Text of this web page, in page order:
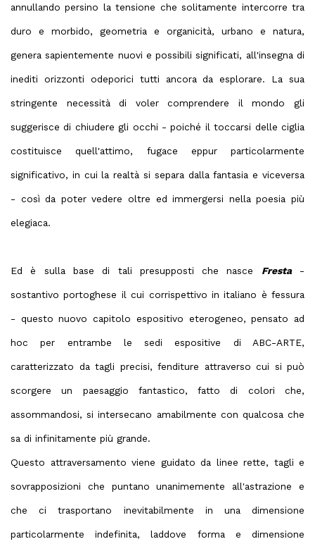
annullando persino la tensione che solitamente intercorre tra
duro e morbido, geometria e organicità, urbano e natura,
genera sapientemente nuovi e possibili significati, all'insegna di
inediti orizzonti odeporici tutti ancora da esplorare. La sua
stringente necessità di voler comprendere il mondo gli
suggerisce di chiudere gli occhi - poiché il toccarsi delle ciglia
costituisce quell'attimo, fugace eppur particolarmente
significativo, in cui la realtà si separa dalla fantasia e viceversa
- così da poter vedere oltre ed immergersi nella poesia più
elegiaca.
Ed è sulla base di tali presupposti che nasce Fresta-
sostantivo portoghese il cui corrispettivo in italiano è fessura
- questo nuovo capitolo espositivo eterogeneo, pensato ad
hoc per entrambe le sedi espositive di ABC-ARTE,
caratterizzato da tagli precisi, fenditure attraverso cui si può
scorgere un paesaggio fantastico, fatto di colori che,
assommandosi, si intersecano amabilmente con qualcosa che
sa di infinitamente più grande.
Questo attraversamento viene guidato da linee rette, tagli e
sovrapposizioni che puntano unanimemente all'astrazione e
che ci trasportano inevitabilmente in una dimensione
particolarmente indefinita, laddove forma e dimensione